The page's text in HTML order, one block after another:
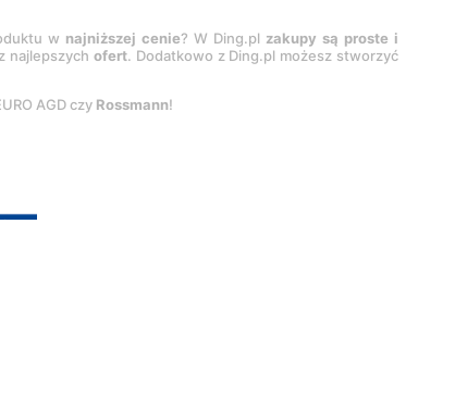
w najniższej cenie? W Ding.pl zakupy są proste i
najlepszychofert. Dodatkowo z Ding.pl możesz stworzyć
AGD czy Rossmann!